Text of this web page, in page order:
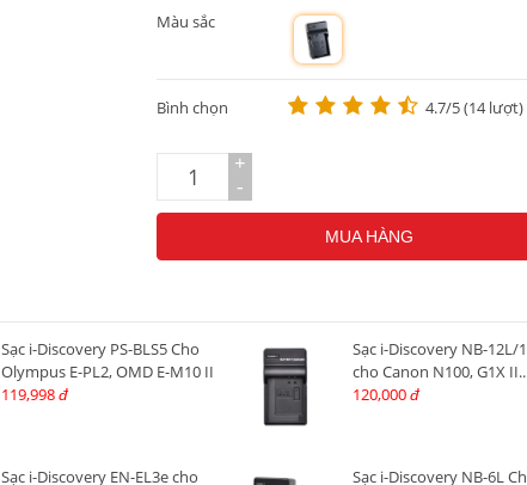
Màu sắc
m
Bình chọn 4.7/5 (14 lượt)
+
-
MUA HÀNG
Sạc i-Discovery PS-BLS5 Cho
Olympus E-PL2, OMD E-M10 II
119,998 đ
Sạc i-Discovery NB-12L/
cho Canon N100, G1X
120,000 đ
Sạc i-Discovery EN-EL3e cho
Sạc i-Discovery NB-6L